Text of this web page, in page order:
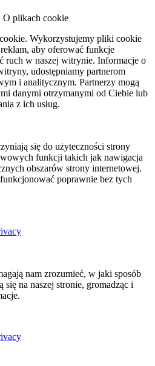
O plikach cookie
Wykorzystujemy pliki cookie
aby oferować funkcje
ruch w naszej witrynie. Informacje o
udostępniamy partnerom
i analitycznym. Partnerzy mogą
danymi otrzymanymi od Ciebie lub
z ich usług.
się do użyteczności strony
funkcji takich jak nawigacja
obszarów strony internetowej.
poprawnie bez tych
nam zrozumieć, w jaki sposób
na naszej stronie, gromadząc i